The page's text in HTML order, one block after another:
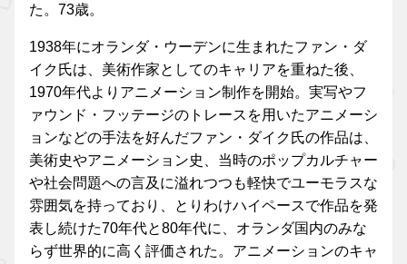
た。73歳。
1938年にオランダ・ウーデンに生まれたファン・ダ
イク氏は、美術作家としてのキャリアを重ねた後、
1970年代よりアニメーション制作を開始。実写やフ
ァウンド・フッテージのトレースを用いたアニメーシ
ョンなどの手法を好んだファン・ダイク氏の作品は、
美術史やアニメーション史、当時のポップカルチャー
や社会問題への言及に溢れつつも軽快でユーモラスな
雰囲気を持っており、とりわけハイペースで作品を発
表し続けた70年代と80年代に、オランダ国内のみな
らず世界的に高く評価された。アニメーションのキャ